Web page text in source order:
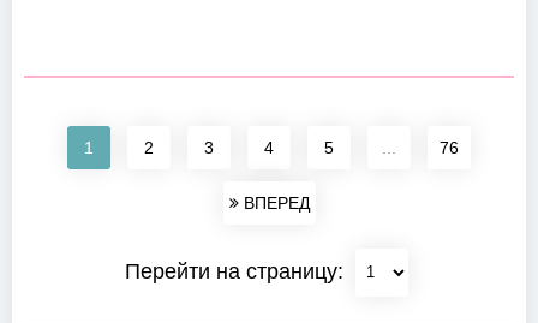
1 2 3 4 5 76
ВПЕРЕД
Перейти на страницу: